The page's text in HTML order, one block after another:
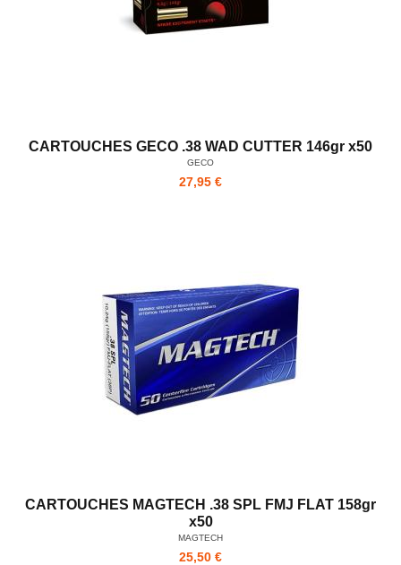
CARTOUCHES GECO .38 WAD CUTTER 146gr x50
GECO
27,95 €
CARTOUCHES MAGTECH .38 SPL FMJ FLAT 158gr
x50
MAGTECH
25,50 €